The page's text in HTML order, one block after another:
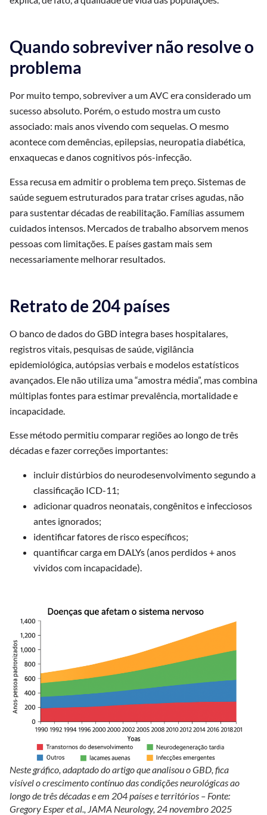
Quando sobreviver não resolve o
problema
Por muito tempo, sobreviver a um AVC era considerado um
sucesso absoluto. Porém, o estudo mostra um custo
associado: mais anos vivendo com sequelas. O mesmo
acontece com demências, epilepsias, neuropatia diabética,
enxaquecas e danos cognitivos pós-infecção.
Essa recusa em admitir o problema tem preço. Sistemas de
saúde seguem estruturados para tratar crises agudas, não
para sustentar décadas de reabilitação. Famílias assumem
cuidados intensos. Mercados de trabalho absorvem menos
pessoas com limitações. E países gastam mais sem
necessariamente melhorar resultados.
Retrato de 204 países
O banco de dados do GBD integra bases hospitalares,
registros vitais, pesquisas de saúde, vigilância
epidemiológica, autópsias verbais e modelos estatísticos
avançados. Ele não utiliza uma “amostra média”, mas combina
múltiplas fontes para estimar prevalência, mortalidade e
incapacidade.
Esse método permitiu comparar regiões ao longo de três
décadas e fazer correções importantes:
incluir distúrbios do neurodesenvolvimento segundo a
classificação ICD-11;
adicionar quadros neonatais, congênitos e infecciosos
antes ignorados;
identificar fatores de risco específicos;
quantificar carga em DALYs (anos perdidos + anos
vividos com incapacidade).
Neste gráfico, adaptado do artigo que analisou o GBD, fica
visível o crescimento contínuo das condições neurológicas ao
longo de três décadas e em 204 países e territórios – Fonte:
Gregory Esper et al., JAMA Neurology, 24 novembro 2025